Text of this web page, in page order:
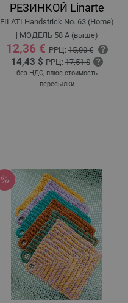
РЕЗИНКОЙ Linarte
FILATI Handstrick No. 63 (Home)
| МОДЕЛЬ 58 A (выше)
12,36 € РРЦ:15,00 €
14,43 $ РРЦ:17,51 $
без НДС, плюс стоимость
пересылки